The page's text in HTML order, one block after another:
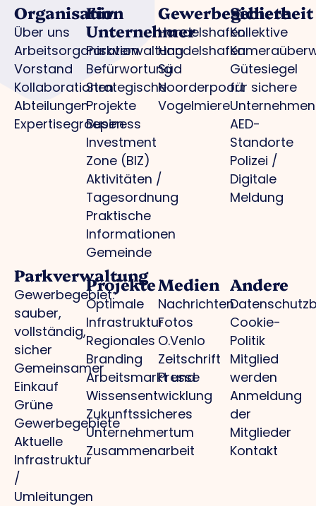
Organisation
Über uns
Arbeitsorganisation
Vorstand
Kollaborationen
Abteilungen
Expertisegroepen
Für
Unternehmer
Parkverwaltung
Befürwortung
Strategische
Projekte
Business
Investment
Zone (BIZ)
Aktivitäten /
Tagesordnung
Praktische
Informationen
Gemeinde
Gewerbegebiete
Handelshafen
Handelshafen
Süd
Noorderpoort
Vogelmiere
Sicherheit
Kollektive
Gütesiegel
für sichere
Unternehmen
AED-
Standorte
Polizei /
Digitale
Meldung
Parkverwaltung
Gewerbegebiet:
sauber,
vollständig,
sicher
Gemeinsamer
Einkauf
Grüne
Gewerbegebiete
Aktuelle
Infrastruktur
/
Umleitungen
Projekte
Optimale
Infrastruktur
Regionales
Branding
Arbeitsmarkt und
Wissensentwicklung
Zukunftssicheres
Unternehmertum
Zusammenarbeit
Medien
Nachrichten
Fotos
O.Venlo
Zeitschrift
Presse
Andere
Cookie-
Politik
Mitglied
werden
Anmeldung
der
Mitglieder
Kontakt